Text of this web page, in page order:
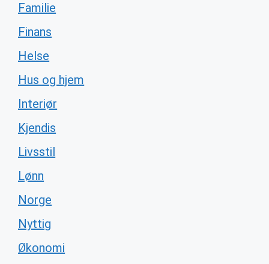
Familie
Finans
Helse
Hus og hjem
Interiør
Kjendis
Livsstil
Lønn
Norge
Nyttig
Økonomi